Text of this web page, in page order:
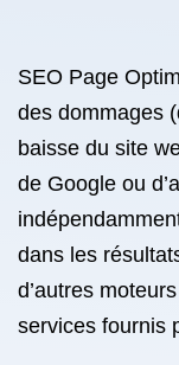
SEO Page
des dommages
baisse du site
de Google ou
dans les
d’autres
services fournis